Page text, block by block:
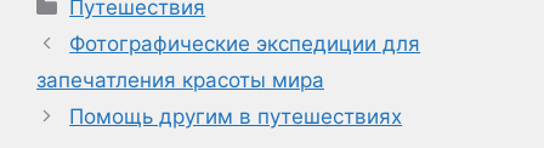
Путешествия
Фотографические экспедиции для
запечатления красоты мира
Помощь другим в путешествиях